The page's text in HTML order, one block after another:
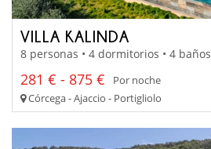
VILLA KALINDA
8 personas • 4 dormitorios • 4 baños
281 € - 875 €
Por noche
Córcega - Ajaccio - Portigliolo